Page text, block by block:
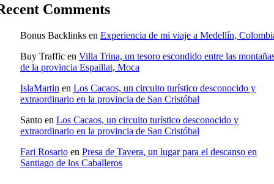
Comments
Bonus Backlinks en Experiencia de mi viaje a Medellín,
Buy Traffic en Villa Trina, un tesoro escondido entre las
de la provincia Espaillat, Moca
IslaMartin en Los Cacaos, un circuito turístico desconocido y
extraordinario en la provincia de San Cristóbal
Santo en Los Cacaos, un circuito turístico desconocido y
extraordinario en la provincia de San Cristóbal
Fari Rosario en Presa de Tavera, un lugar para el descanso en
Santiago de los Caballeros